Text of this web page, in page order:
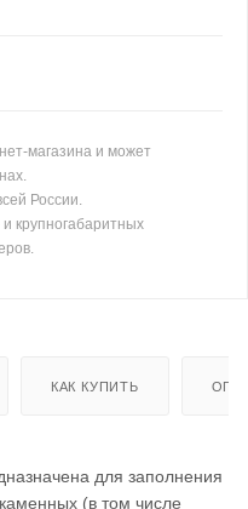
магазина и может
России.
крупногабаритных
КАК КУПИТЬ
для заполнения
(в том числе